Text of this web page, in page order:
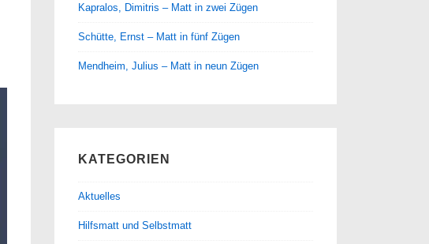
Kapralos, Dimitris – Matt in zwei Zügen
Schütte, Ernst – Matt in fünf Zügen
Mendheim, Julius – Matt in neun Zügen
KATEGORIEN
Aktuelles
Hilfsmatt und Selbstmatt